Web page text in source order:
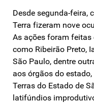
Desde segunda-feira,
Terra fizeram nove
As ações foram feitas
como Ribeirão Preto,
São Paulo, dentre
aos órgãos do
Terras do Estado de
latifúndios